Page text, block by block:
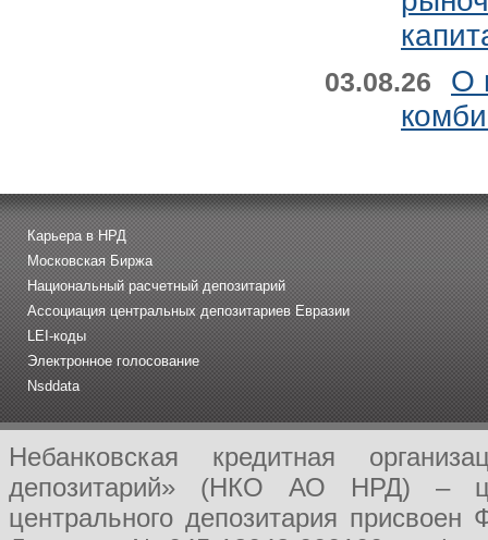
03.08.26
О
Карьера в НРД
Московская Биржа
Национальный расчетный депозитарий
Ассоциация центральных депозитариев Евразии
LEI-коды
Электронное голосование
Nsddata
Небанковская кредитная
депозитарий» (НКО АО НРД) –
центрального депозитария